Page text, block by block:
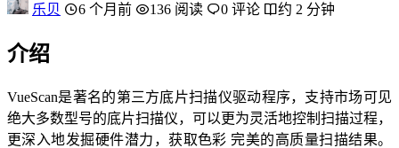
乐贝 6 个月前 136 阅读 0 评论 约 2 分钟
介绍
VueScan是著名的第三方底片扫描仪驱动程序，支持市场可见
绝大多数型号的底片扫描仪，可以更为灵活地控制扫描过程，
更深入地发掘硬件潜力，获取色彩 完美的高质量扫描结果。